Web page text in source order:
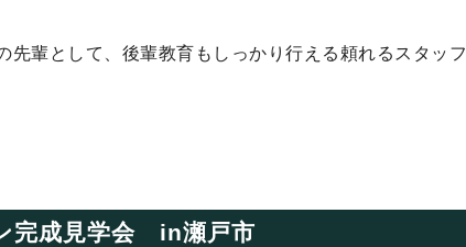
先輩として、後輩教育もしっかり行える頼れるスタッフ
完成見学会 in瀬戸市